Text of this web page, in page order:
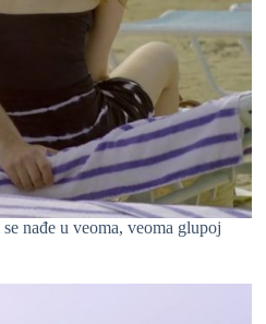
nađe u veoma, veoma glupoj